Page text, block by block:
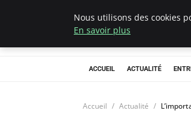
ACCUEIL ACTUALITÉ
Accueil Actualité
Nous utilisons des cookies
En savoir plus